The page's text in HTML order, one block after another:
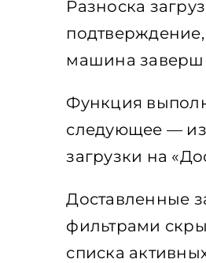
Разноска
машина
Функция
следующее —
загрузки на
Доставленные
фильтрами
списка